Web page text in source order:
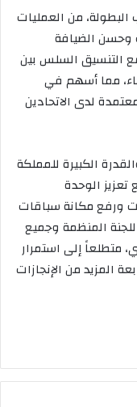
البطولة، من العمليات
وحسن الضيافة
التنسيق السلس بين
مما أسهم في
لدى الاتحادين
الكبيرة للمملكة
الوحدة
ورفع مكانة سباقات
المنظمة وجميع
متطلعاً إلى استمرار
المزيد من الإنجازات